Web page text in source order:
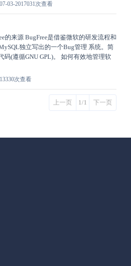
03-2017031次查看
的来源 BugFree是借鉴微软的研发流程和
独立写出的一个Bug管理 系统。简
码(遵循GNU GPL)。 如何有效地管理软
13330次查看
上一页 1/1 下一页